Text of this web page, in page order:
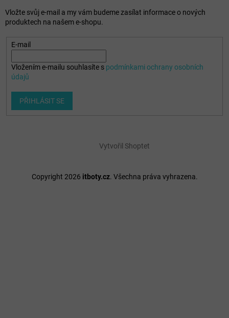
Vložte svůj e-mail a my vám budeme zasílat informace o nových
produktech na našem e-shopu.
E-mail
Vložením e-mailu souhlasíte s podmínkami ochrany osobních
údajů
PŘIHLÁSIT SE
Vytvořil Shoptet
Copyright 2026 itboty.cz. Všechna práva vyhrazena.